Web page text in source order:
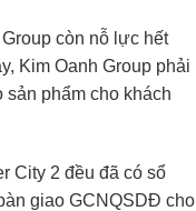
còn nỗ lực hết
Kim Oanh Group phải
phẩm cho khách
City 2 đều đã có sổ
giao GCNQSDĐ cho